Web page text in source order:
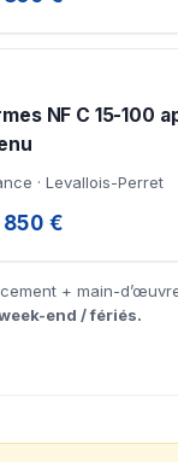
NF C 15-100
· Levallois-Perret
€
+ main-
end / fériés.